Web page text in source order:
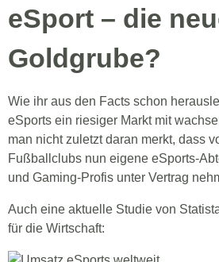
eSport – die
Goldgrube?
Wie ihr aus den Facts schon
eSports ein riesiger Markt mit
man nicht zuletzt daran merkt, dass
Fußballclubs nun eigene eSports-
und Gaming-Profis unter Vertrag
Auch eine aktuelle Studie von
für die Wirtschaft: